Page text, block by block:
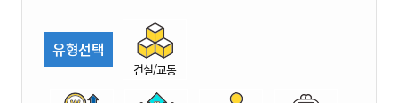
시
유형선택
건설/교통